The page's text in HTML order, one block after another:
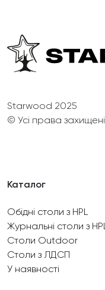
Starwood 2025
© Усі права захищені
Каталог
Обідні столи з HPL
Журнальні столи з HPL
Столи Outdoor
Столи з ЛДСП
У наявності